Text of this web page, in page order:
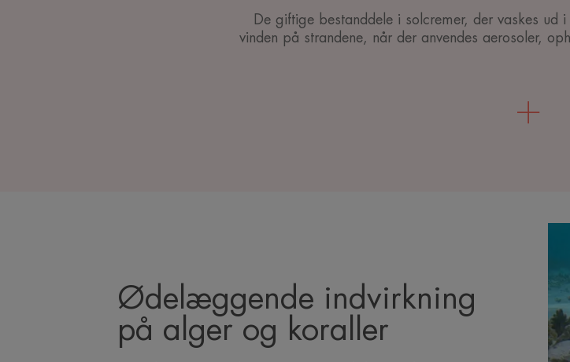
De giftige bestanddele i solcremer, der vaskes ud
vinden på strandene, når der anvendes aerosoler,
Ødelæggende indvirkning
på alger og koraller